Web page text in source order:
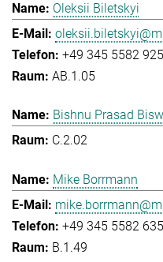
Oleksii Biletskyi
+49 345 5582 925
AB.1.05
Bishnu Prasad
C.2.02
Mike Borrmann
+49 345 5582 635
B.1.49